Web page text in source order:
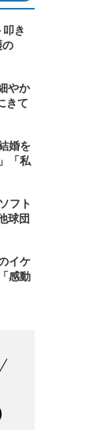
き
の
やか
きて
婚を
「私
フト
球団
イケ
感動